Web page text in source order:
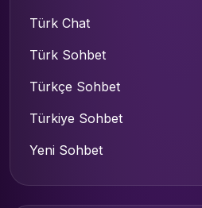
Türk Chat
Türk Sohbet
Türkçe Sohbet
Türkiye Sohbet
Yeni Sohbet